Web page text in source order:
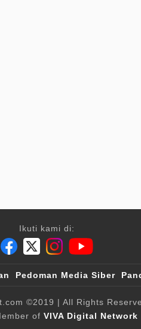
Ikuti kami di:
Pedoman Media Siber
©2019 | All Rights
of VIVA Digital Network